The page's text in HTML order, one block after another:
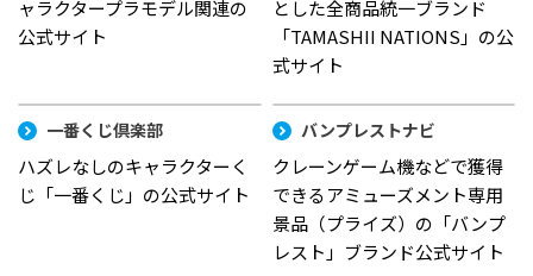
ャラクタープラモデル関連の
公式サイト
とした全商品統一ブランド
「TAMASHII NATIONS」の公
式サイト
一番くじ倶楽部
ハズレなしのキャラクターく
じ「一番くじ」の公式サイト
バンプレストナビ
クレーンゲーム機などで獲得
できるアミューズメント専用
景品（プライズ）の「バンプ
レスト」ブランド公式サイト